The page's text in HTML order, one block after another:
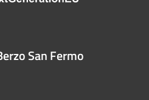
San Fermo